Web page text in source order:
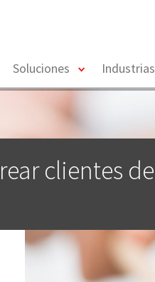
Soluciones
toggleIndustrias
clientes de